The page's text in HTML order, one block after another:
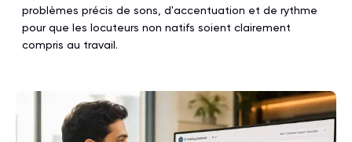
problèmes précis de sons, d'accentuation et de rythme
pour que les locuteurs non natifs soient clairement
compris au travail.